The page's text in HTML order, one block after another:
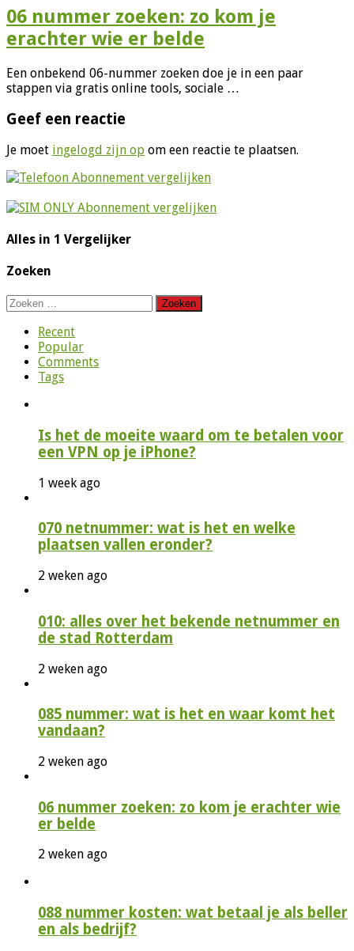
06 nummer zoeken: zo kom je
erachter wie er belde
Een onbekend 06-nummer zoeken doe je in een paar
stappen via gratis online tools, sociale …
Geef een reactie
Je moet ingelogd zijn op om een reactie te plaatsen.
Alles in 1 Vergelijker
Zoeken
Zoeken
Recent
Popular
Comments
Tags
Is het de moeite waard om te betalen voor
een VPN op je iPhone?
1 week ago
070 netnummer: wat is het en welke
plaatsen vallen eronder?
2 weken ago
010: alles over het bekende netnummer en
de stad Rotterdam
2 weken ago
085 nummer: wat is het en waar komt het
vandaan?
2 weken ago
06 nummer zoeken: zo kom je erachter wie
er belde
2 weken ago
088 nummer kosten: wat betaal je als beller
en als bedrijf?